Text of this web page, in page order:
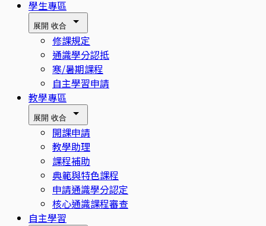
學生專區
展開 收合
修課規定
通識學分認抵
寒/暑期課程
自主學習申請
教學專區
展開 收合
開課申請
教學助理
課程補助
典範與特色課程
申請通識學分認定
核心通識課程審查
自主學習